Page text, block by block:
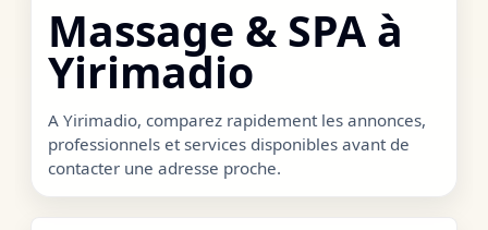
Massage & SPA à
Yirimadio
A Yirimadio, comparez rapidement les annonces,
professionnels et services disponibles avant de
contacter une adresse proche.